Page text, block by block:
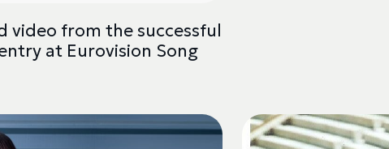
video from the successful
at Eurovision Song